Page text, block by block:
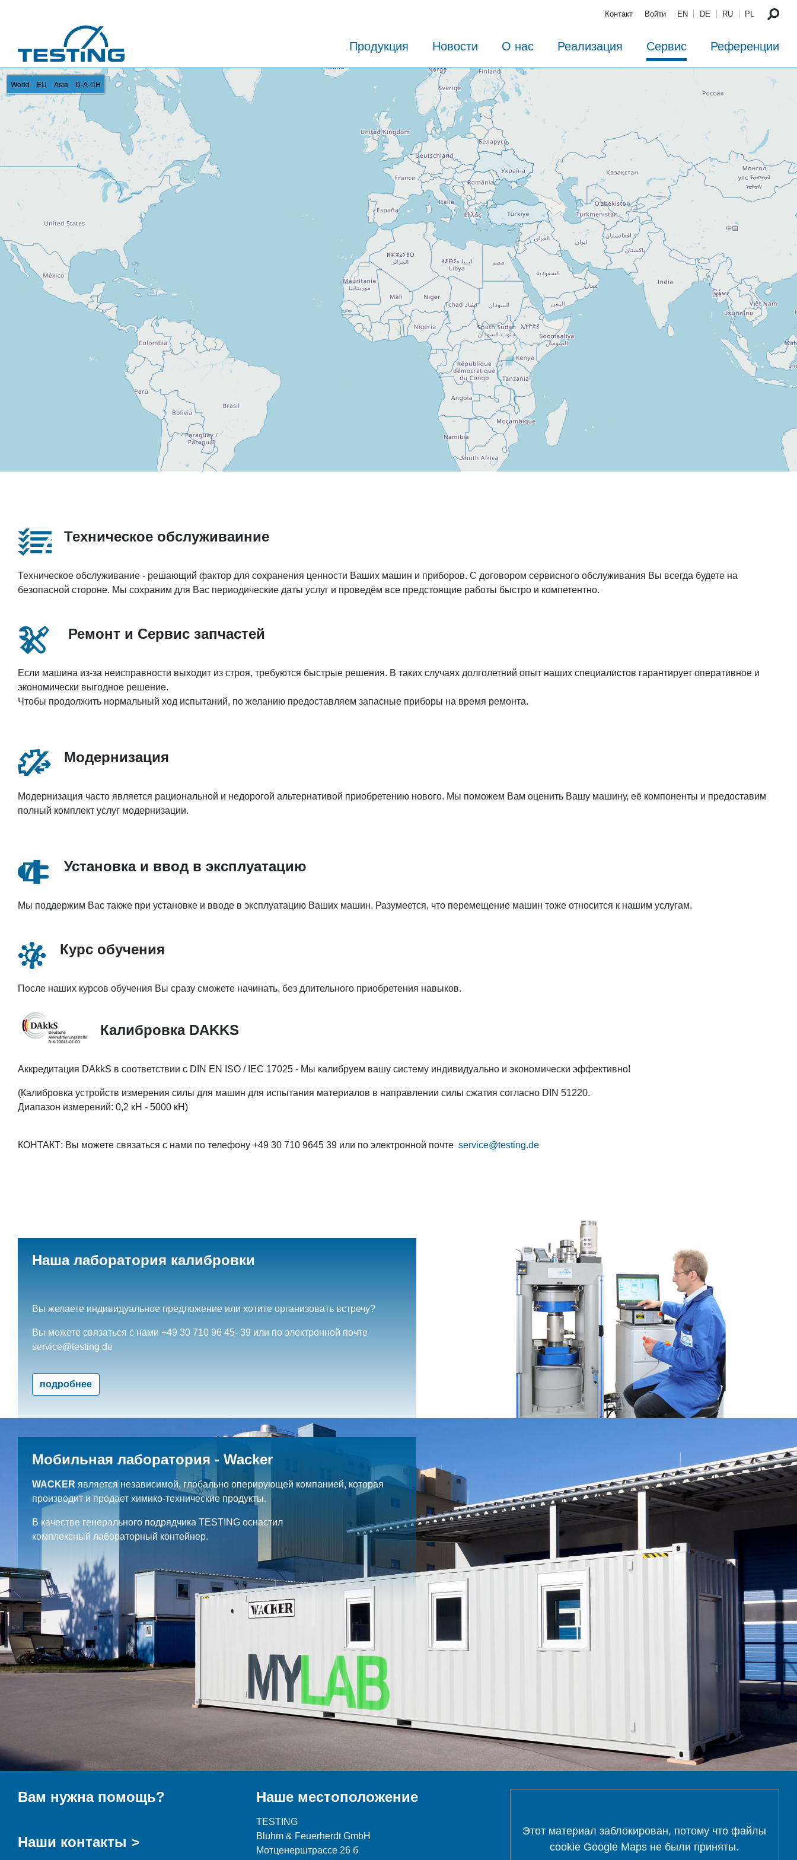
Контакт Войти EN DE RU PL
Продукция Новости О нас Реализация Сервис Референции
World EU Asia D-A-CH
Техническое обслуживаиние
Техническое обслуживание - решающий фактор для сохранения ценности Ваших машин и приборов. С договором сервисного обслуживания Вы всегда будете на
безопасной стороне. Мы сохраним для Вас периодические даты услуг и проведём все предстоящие работы быстро и компетентно.
Ремонт и Сервис запчастей
Если машина из-за неисправности выходит из строя, требуются быстрые решения. В таких случаях долголетний опыт наших специалистов гарантирует оперативное и
экономически выгодное решение.
Чтобы продолжить нормальный ход испытаний, по желанию предоставляем запасные приборы на время ремонта.
Модернизация
Модернизация часто является рациональной и недорогой альтернативой приобретению нового. Мы поможем Вам оценить Вашу машину, её компоненты и предоставим
полный комплект услуг модернизации.
Установка и ввод в эксплуатацию
Мы поддержим Вас также при установке и вводе в эксплуатацию Ваших машин. Разумеется, что перемещение машин тоже относится к нашим услугам.
Курс обучения
После наших курсов обучения Вы сразу сможете начинать, без длительного приобретения навыков.
Калибровка DAKKS
Аккредитация DAkkS в соответствии с DIN EN ISO / IEC 17025 - Мы калибруем вашу систему индивидуально и экономически эффективно!
(Калибровка устройств измерения силы для машин для испытания материалов в направлении силы сжатия согласно DIN 51220.
Диапазон измерений: 0,2 кН - 5000 кН)
КОНТАКТ: Вы можете связаться с нами по телефону +49 30 710 9645 39 или по электронной почте service@testing.de
Наша лаборатория калибровки
Вы желаете индивидуальное предложение или хотите организовать встречу?
Вы можете связаться с нами +49 30 710 96 45- 39 или по электронной почте
service@testing.de
подробнее
Мобильная лаборатория - Wacker
WACKER является независимой, глобально оперирующей компанией, которая
производит и продает химико-технические продукты.
В качестве генерального подрядчика TESTING оснастил
комплексный лабораторный контейнер.
Вам нужна помощь?
Наши контакты >
Наше местоположение
TESTING
Bluhm & Feuerherdt GmbH
Мотценерштрассе 26 б
Этот материал заблокирован, потому что файлы
cookie Google Maps не были приняты.